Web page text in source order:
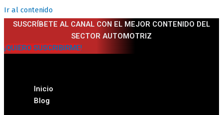
Ir al contenido
SUSCRÍBETE AL CANAL CON EL MEJOR CONTENIDO DEL
SECTOR AUTOMOTRIZ
¡QUIERO SUSCRIBIRME!
Inicio
Blog